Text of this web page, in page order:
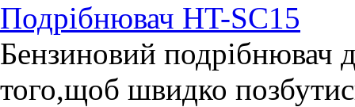
Подрібнювач HT-SC15
Бензиновий подрібнювач
того,щоб швидко